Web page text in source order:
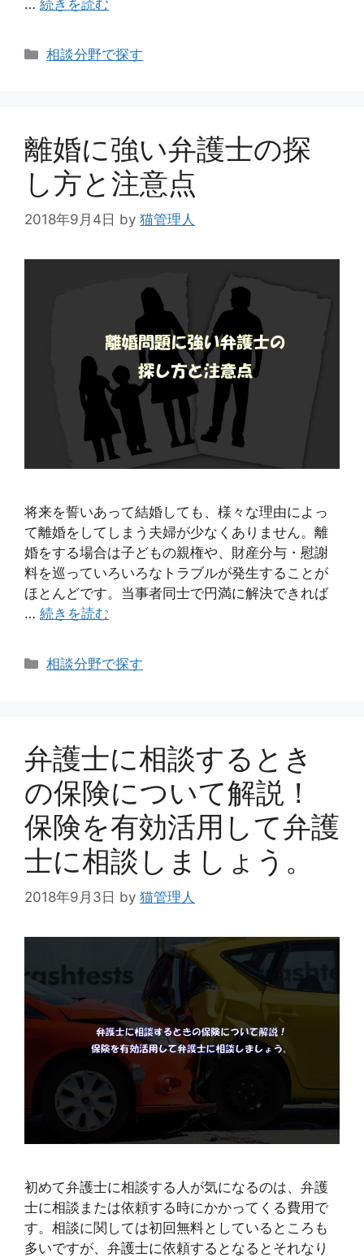
… 続きを読む
カ
ー
相談分野で探す
離婚に強い弁護士の探
し方と注意点
2018年9月4日 by 猫管理人
将来を誓いあって結婚しても、様々な理由によっ
て離婚をしてしまう夫婦が少なくありません。離
婚をする場合は子どもの親権や、財産分与・慰謝
料を巡っていろいろなトラブルが発生することが
ほとんどです。当事者同士で円満に解決できれば
… 続きを読む
カ
ー
相談分野で探す
弁護士に相談するとき
の保険について解説！
保険を有効活用して弁護
士に相談しましょう。
2018年9月3日 by 猫管理人
初めて弁護士に相談する人が気になるのは、弁護
士に相談または依頼する時にかかってくる費用で
す。相談に関しては初回無料としているところも
多いですが、弁護士に依頼するとなるとそれなり